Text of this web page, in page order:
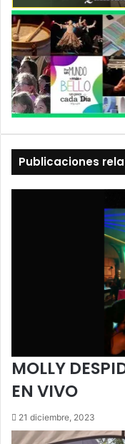
Publicaciones
MOLLY
EN VIVO
21 diciembre, 2023